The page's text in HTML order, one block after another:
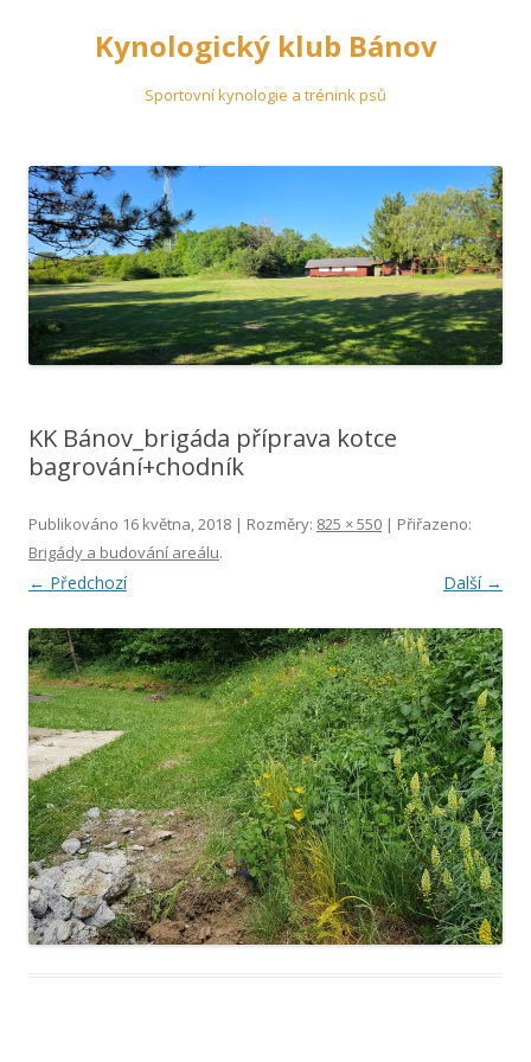
Kynologický klub Bánov
Sportovní kynologie a trénink psů
k
KK Bánov_brigáda příprava kotce
bagrování+chodník
Publikováno 16 května, 2018 | Rozměry: 825 × 550 | Přiřazeno:
Brigády a budování areálu.
← Předchozí Další →